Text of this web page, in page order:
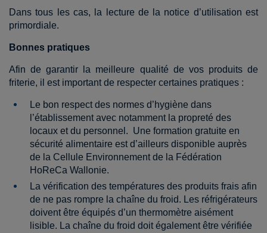
Dans tous les cas, la lecture de la notice d’utilisation est
primordiale.
Bonnes pratiques
Afin de garantir la meilleure qualité de vos produits de
friterie, il est important de respecter certaines pratiques :
Le bon respect des normes d’hygiène dans
l’établissement avec notamment la propreté des
locaux et du personnel. Une formation gratuite en
sécurité alimentaire est d’ailleurs disponible auprès
de la Cellule Environnement de la Fédération
HoReCa Wallonie.
La vérification des températures des produits frais afin
de ne pas rompre la chaîne du froid. Les réfrigérateurs
doivent être équipés d’un thermomètre aisément
lisible. La chaîne du froid doit également être vérifiée